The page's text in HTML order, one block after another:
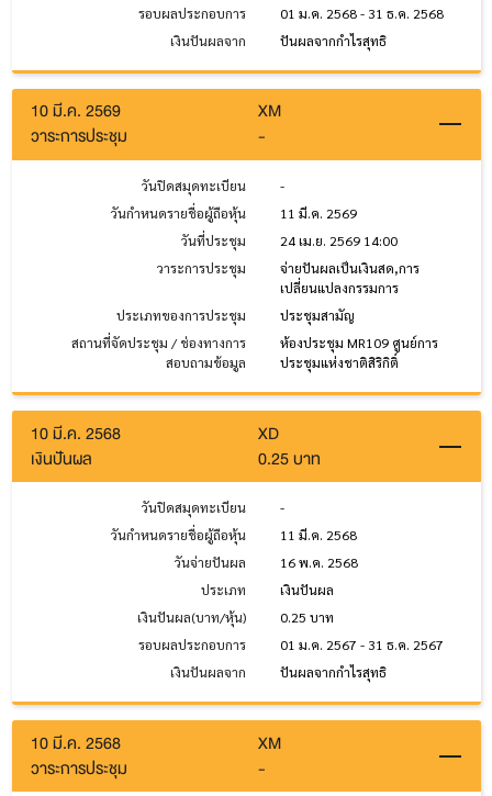
รอบผลประกอบการ
01 ม.ค. 2568 - 31 ธ.ค. 2568
เงินปันผลจาก
ปันผลจากกำไรสุทธิ
10 มี.ค. 2569
XM
วาระการประชุม
-
วันปิดสมุดทะเบียน
-
วันกำหนดรายชื่อผู้ถือหุ้น
11 มี.ค. 2569
วันที่ประชุม
24 เม.ย. 2569 14:00
วาระการประชุม
จ่ายปันผลเป็นเงินสด,การ
เปลี่ยนแปลงกรรมการ
ประเภทของการประชุม
ประชุมสามัญ
สถานที่จัดประชุม / ช่องทางการ
สอบถามข้อมูล
ห้องประชุม MR109 ศูนย์การ
ประชุมแห่งชาติสิริกิติ์
10 มี.ค. 2568
XD
เงินปันผล
0.25 บาท
วันปิดสมุดทะเบียน
-
วันกำหนดรายชื่อผู้ถือหุ้น
11 มี.ค. 2568
วันจ่ายปันผล
16 พ.ค. 2568
ประเภท
เงินปันผล
เงินปันผล(บาท/หุ้น)
0.25 บาท
รอบผลประกอบการ
01 ม.ค. 2567 - 31 ธ.ค. 2567
เงินปันผลจาก
ปันผลจากกำไรสุทธิ
10 มี.ค. 2568
XM
วาระการประชุม
-